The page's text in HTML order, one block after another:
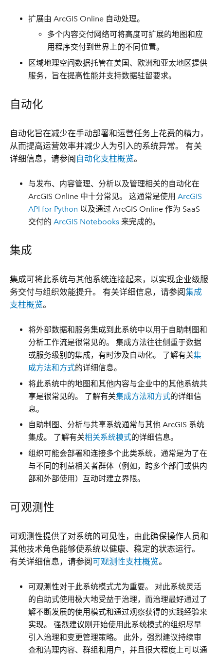
扩展由 ArcGIS Online 自动处理。
多个内容交付网络可将高度可扩展的地图和应
用程序交付到世界上的不同位置。
区域地理空间数据托管在美国、欧洲和亚太地区提供
服务，旨在提高性能并支持数据驻留要求。
自动化
自动化旨在减少在手动部署和运营任务上花费的精力，
从而提高运营效率并减少人为引入的系统异常。 有关
详细信息，请参阅 自动化支柱概览。
与发布、内容管理、分析以及管理相关的自动化在
ArcGIS Online 中十分常见。 这通常是使用ArcGIS
API for Python 以及通过 ArcGIS Online 作为 SaaS
交付的ArcGIS Notebooks 来完成的。
集成
集成可将此系统与其他系统连接起来，以实现企业级服
务交付与组织效能提升。 有关详细信息，请参阅集成
支柱概览。
将外部数据和服务集成到此系统中以用于自助制图和
分析工作流是很常见的。 集成方法往往侧重于数据
或服务级别的集成，有时涉及自动化。 了解有关集
成方法和方式的详细信息。
将此系统中的地图和其他内容与企业中的其他系统共
享是很常见的。 了解有关集成方法和方式的详细信
息。
自助制图、分析与共享系统通常与其他 ArcGIS 系统
集成。 了解有关相关系统模式的详细信息。
组织可能会部署和连接多个此类系统，通常是为了在
与不同的利益相关者群体（例如，跨多个部门或供内
部和外部使用）互动时建立界限。
可观测性
可观测性提供了对系统的可见性，由此确保操作人员和
其他技术角色能够使系统以健康、稳定的状态运行。
有关详细信息，请参阅可观测性支柱概览。
可观测性对于此系统模式尤为重要。 对此系统灵活
的自助式使用极大地受益于治理，而治理最好通过了
解不断发展的使用模式和通过观察获得的实践经验来
实现。 强烈建议刚开始使用此系统模式的组织尽早
引入治理和变更管理策略。 此外，强烈建议持续审
查和清理内容、群组和用户，并且很大程度上可以通